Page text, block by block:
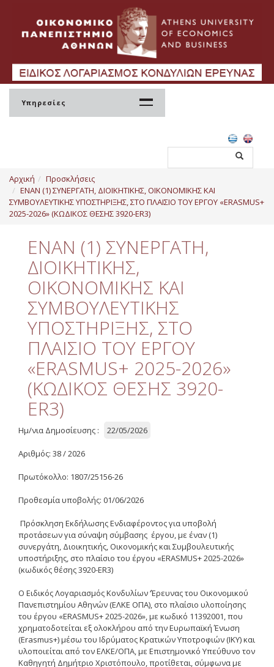
Υπηρεσίες
ΕΛΚΕ
Σύσταση
Ανθρώπινο Δυναμικό
Διαχείριση Ποιότητας
Επιτροπή Ηθικής και
Δεοντολογίας της Έρευνας
Χρήσιμοι Σύνδεσμοι
Έργα
Συνεδριάσεις Επιτροπής
Ερευνών
Οδηγός Διαχείρισης
Οδηγός Διαχείρισης
Χρηματοδότησης
Οδηγίες
Οδηγίες για προμήθεια
ειδών/παροχή υπηρεσιών
με βάση τον Ν.4957/2022
Οδηγίες με βάση τον
Ν.4957/2022
Αρχική
Προσκλήσεις
ΕΝΑΝ (1) ΣΥΝΕΡΓΑΤΗ, ΔΙΟΙΚΗΤΙΚΗΣ, ΟΙΚΟΝΟΜΙΚΗΣ ΚΑΙ
ΣΥΜΒΟΥΛΕΥΤΙΚΗΣ ΥΠΟΣΤΗΡΙΞΗΣ, ΣΤΟ ΠΛΑΙΣΙΟ ΤΟΥ ΕΡΓΟΥ «ERASMUS+
2025-2026» (ΚΩΔΙΚΟΣ ΘΕΣΗΣ 3920-ER3)
ΕΝΑΝ (1) ΣΥΝΕΡΓΑΤΗ,
ΔΙΟΙΚΗΤΙΚΗΣ,
ΟΙΚΟΝΟΜΙΚΗΣ ΚΑΙ
ΣΥΜΒΟΥΛΕΥΤΙΚΗΣ
ΥΠΟΣΤΗΡΙΞΗΣ, ΣΤΟ
ΠΛΑΙΣΙΟ ΤΟΥ ΕΡΓΟΥ
«ERASMUS+ 2025-2026»
(ΚΩΔΙΚΟΣ ΘΕΣΗΣ 3920-
ER3)
Ημ/νια Δημοσίευσης : 22/05/2026
Αριθμός: 38 / 2026
Πρωτόκολλο: 1807/25156-26
Προθεσμία υποβολής: 01/06/2026
Πρόσκληση Εκδήλωσης Ενδιαφέροντος για υποβολή
προτάσεων για σύναψη σύμβασης έργου, με έναν (1)
συνεργάτη, Διοικητικής, Οικονομικής και Συμβουλευτικής
υποστήριξης, στο πλαίσιο του έργου «ERASMUS+ 2025-2026»
(κωδικός θέσης 3920-ER3)
Ο Ειδικός Λογαριασμός Κονδυλίων ‘Έρευνας του Οικονομικού
Πανεπιστημίου Αθηνών (ΕΛΚΕ ΟΠΑ), στο πλαίσιο υλοποίησης
του έργου «ERASMUS+ 2025-2026», με κωδικό 11392001, που
χρηματοδοτείται εξ ολοκλήρου από την Ευρωπαϊκή Ένωση
(Erasmus+) μέσω του Ιδρύματος Κρατικών Υποτροφιών (ΙΚΥ) και
υλοποιείται από τον ΕΛΚΕ/ΟΠΑ, με Επιστημονικό Υπεύθυνο τον
Καθηγητή Δημήτριο Χριστόπουλο, προτίθεται, σύμφωνα με